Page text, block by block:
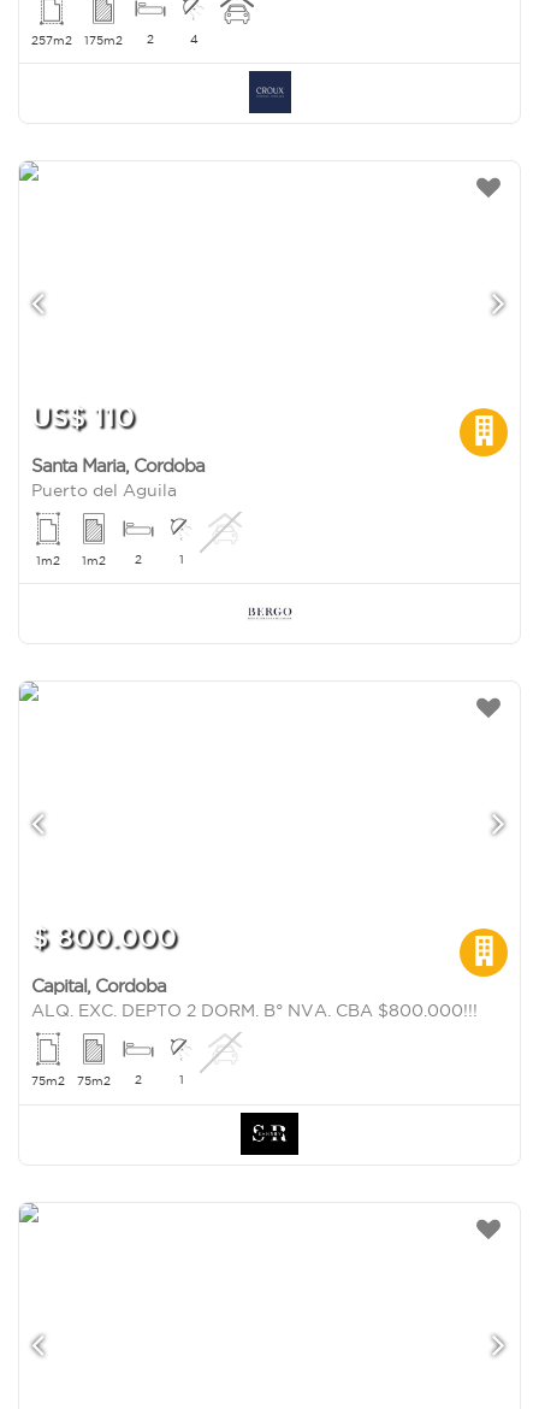
257m2 175m2 2 4
US$ 110
Santa Maria, Cordoba
Puerto del Aguila
1m2 1m2 2 1
$ 800.000
Capital, Cordoba
ALQ. EXC. DEPTO 2 DORM. B° NVA. CBA $800.000!!!
75m2 75m2 2 1